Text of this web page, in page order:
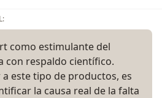
como estimulante del
con respaldo científico.
este tipo de productos, es
la causa real de la falta